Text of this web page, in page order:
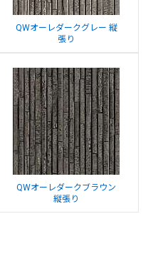
QWオーレダークグレー 縦
張り
QWオーレダークブラウン
縦張り